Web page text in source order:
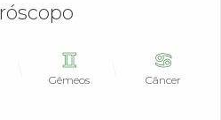
Gêmeos Câncer